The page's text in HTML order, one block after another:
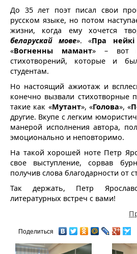
До 35 лет поэт писал свои
русском языке, но потом
жизни, когда ему хочется
беларускай мове». «Пра нейкi
«Вогненны мамант» – вот
стихотворений, которые и
студентам.
Но настоящий ажиотаж и
конечно вызвали стихотворные
такие как «Мутант», «Голова», «
другие. Вкупе с легким
манерой исполнения автора,
эмоционально и неповторимо.
На такой хорошей ноте Петр
свое выступление, сорвав
получив слова благодарности от
Так держать, Петр
литературных встреч с вами!
Поделиться